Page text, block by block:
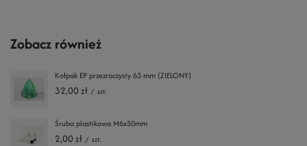
Zobacz również
Kołpak EP przezroczysty 63 mm (ZIELONY)
32,00 zł / szt.
Śruba plastikowa M6x50mm
2,00 zł / szt.